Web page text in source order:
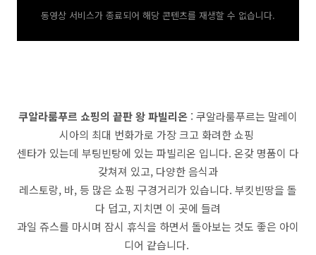
동영상 서비스가 종료되어 해당 콘텐츠를 재생할 수 없습니다.
쿠알라룸푸르 쇼핑의 끝판 왕 파빌리온 : 쿠알라룸푸르는 말레이
시아의 최대 번화가로 가장 크고 화려한 쇼핑
센타가 있는데 부팅빈탕에 있는 파빌리온 입니다. 온갖 명품이 다
갖쳐져 있고, 다양한 음식과
레스토랑, 바, 등 많은 쇼핑 구경거리가 있습니다. 부킷빈땅을 돌
다 덥고, 지치면 이 곳에 들려
과일 쥬스를 마시며 잠시 휴식을 하면서 돌아보는 것도 좋은 아이
디어 같습니다.